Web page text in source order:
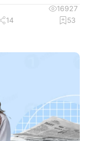
календарних
а сплата внеску
16927
14 53